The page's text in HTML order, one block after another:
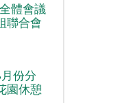
體會議
聯合會
份分
園休憩